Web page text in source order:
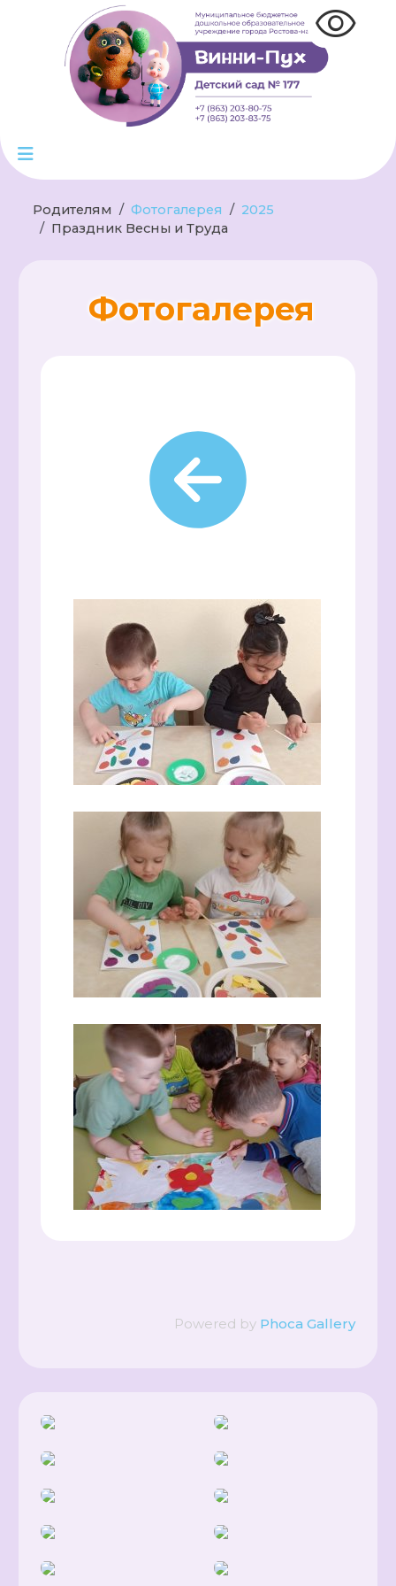
Родителям Фотогалерея
2025
Праздник Весны и Труда
Фотогалерея
Powered by Phoca Gallery
visibility